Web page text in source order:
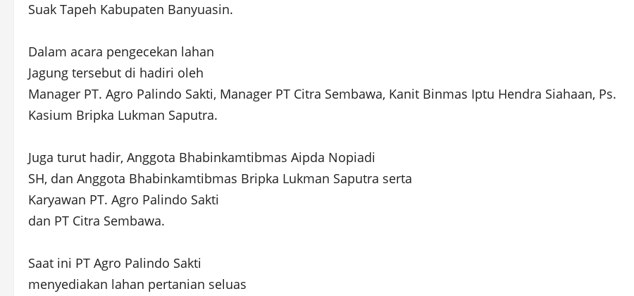
Suak Tapeh Kabupaten Banyuasin.
Dalam acara pengecekan lahan
Jagung tersebut di hadiri oleh
Manager PT. Agro Palindo Sakti, Manager PT Citra Sembawa, Kanit Binmas Iptu Hendra Siahaan, Ps.
Kasium Bripka Lukman Saputra.
Juga turut hadir, Anggota Bhabinkamtibmas Aipda Nopiadi
SH, dan Anggota Bhabinkamtibmas Bripka Lukman Saputra serta
Karyawan PT. Agro Palindo Sakti
dan PT Citra Sembawa.
Saat ini PT Agro Palindo Sakti
menyediakan lahan pertanian seluas